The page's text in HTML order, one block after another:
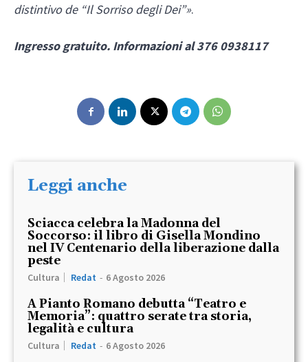
distintivo de “Il Sorriso degli Dei”».
Ingresso gratuito. Informazioni al 376 0938117
Leggi anche
Sciacca celebra la Madonna del
Soccorso: il libro di Gisella Mondino
nel IV Centenario della liberazione dalla
peste
Cultura Redat - 6 Agosto 2026
A Pianto Romano debutta “Teatro e
Memoria”: quattro serate tra storia,
legalità e cultura
Cultura Redat - 6 Agosto 2026